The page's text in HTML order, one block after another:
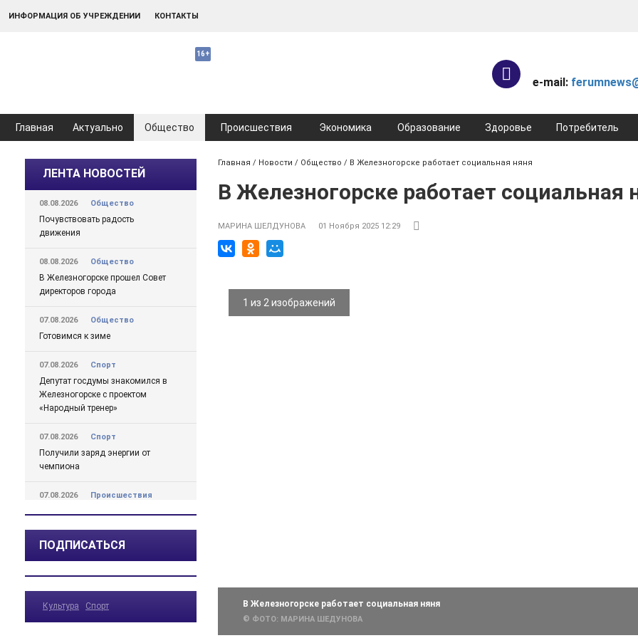
ИНФОРМАЦИЯ ОБ УЧРЕЖДЕНИИ КОНТАКТЫ
e-mail:
Главная Актуально Общество Происшествия Экономика Образование Здоровье Потребитель
ЛЕНТА НОВОСТЕЙ
08.08.2026 Общество
Почувствовать радость
движения
08.08.2026 Общество
В Железногорске прошел Совет
директоров города
07.08.2026 Общество
Готовимся к зиме
07.08.2026 Спорт
Депутат госдумы знакомился в
Железногорске с проектом
«Народный тренер»
07.08.2026 Спорт
Получили заряд энергии от
чемпиона
07.08.2026 Происшествия
утонули 10 человек
График, адреса и телефон для
жалоб
ПОДПИСАТЬСЯ
Культура Спорт
Главная / Новости / Общество / В Железногорске работает социальная няня
В Железногорске работает социальная
МАРИНА ШЕЛДУНОВА 01 Ноября 2025 12:29
1 из 2 изображений
В Железногорске работает социальная няня
© ФОТО: МАРИНА ШЕДУНОВА